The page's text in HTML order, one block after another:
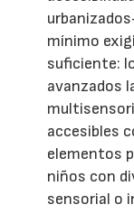
mínimo
suficiente:
avanzados
accesibles
elementos
niños con
sensorial o